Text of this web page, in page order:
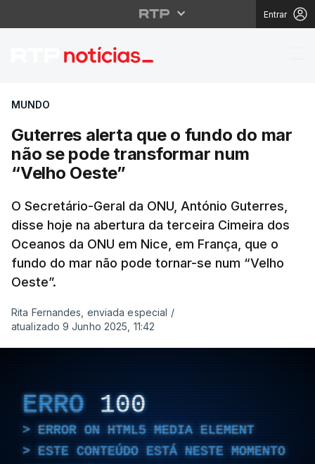
Entrar
Guterres alerta que o
MUNDO
Guterres alerta que o fundo do mar
não se pode transformar num
“Velho Oeste”
O Secretário-Geral da ONU, António Guterres,
disse hoje na abertura da terceira Cimeira dos
Oceanos da ONU em Nice, em França, que o
fundo do mar não pode tornar-se num “Velho
Oeste”.
Rita Fernandes, enviada especial /
atualizado 9 Junho 2025, 11:42
ERRO 100
ERROR ON HTML5 MEDIA ELEMENT
ESTE CONTEÚDO ESTÁ NESTE MOMENTO